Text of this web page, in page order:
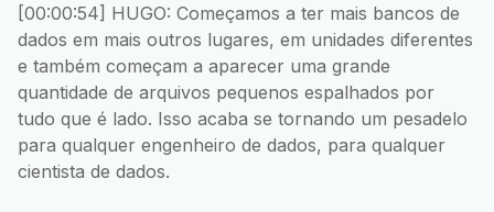
[00:00:54] HUGO: Começamos a ter mais bancos de
dados em mais outros lugares, em unidades diferentes
e também começam a aparecer uma grande
quantidade de arquivos pequenos espalhados por
tudo que é lado. Isso acaba se tornando um pesadelo
para qualquer engenheiro de dados, para qualquer
cientista de dados.